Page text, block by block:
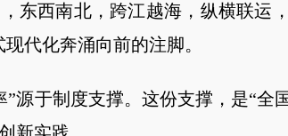
西南北，跨江越海，纵横联运，
代化奔涌向前的注脚。
于制度支撑。这份支撑，是“全